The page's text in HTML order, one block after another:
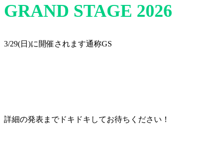
GRAND STAGE 2026
3/29(日)に開催されます通称GS
詳細の発表までドキドキしてお待ちください！